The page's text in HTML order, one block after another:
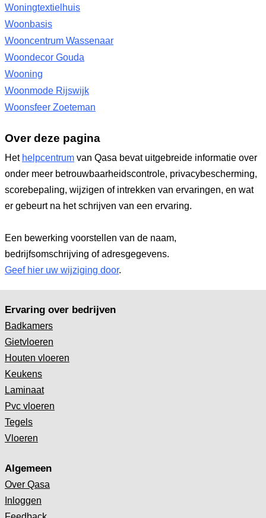
Woningtextielhuis
Woonbasis
Wooncentrum Wassenaar
Woondecor Gouda
Wooning
Woonmode Rijswijk
Woonsfeer Zoeteman
Over deze pagina
Het helpcentrum van Qasa bevat uitgebreide informatie over
onder meer betrouwbaarheidscontrole, privacybescherming,
scorebepaling, wijzigen of intrekken van ervaringen, en wat
er gebeurt na het schrijven van een ervaring.
Een bewerking voorstellen van de naam,
bedrijfsomschrijving of adresgegevens.
Geef hier uw wijziging door.
Ervaring over bedrijven
Badkamers
Gietvloeren
Houten vloeren
Keukens
Laminaat
Pvc vloeren
Tegels
Vloeren
Algemeen
Over Qasa
Inloggen